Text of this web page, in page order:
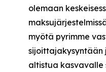
olemaan
myötä pyrimme
sijoittajakysyntään
altistua